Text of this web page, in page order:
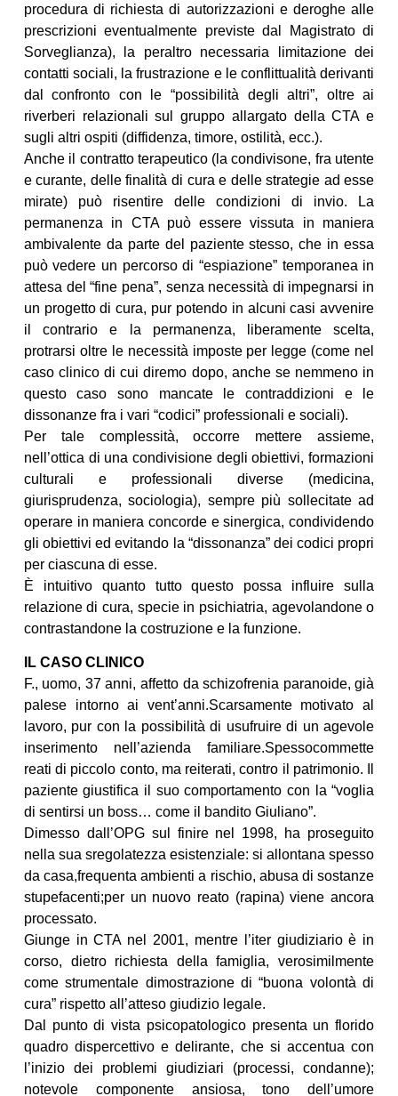
procedura di richiesta di autorizzazioni e deroghe alle
prescrizioni eventualmente previste dal Magistrato di
Sorveglianza), la peraltro necessaria limitazione dei
contatti sociali, la frustrazione e le conflittualità derivanti
dal confronto con le “possibilità degli altri”, oltre ai
riverberi relazionali sul gruppo allargato della CTA e
sugli altri ospiti (diffidenza, timore, ostilità, ecc.).
Anche il contratto terapeutico (la condivisone, fra utente
e curante, delle finalità di cura e delle strategie ad esse
mirate) può risentire delle condizioni di invio. La
permanenza in CTA può essere vissuta in maniera
ambivalente da parte del paziente stesso, che in essa
può vedere un percorso di “espiazione” temporanea in
attesa del “fine pena”, senza necessità di impegnarsi in
un progetto di cura, pur potendo in alcuni casi avvenire
il contrario e la permanenza, liberamente scelta,
protrarsi oltre le necessità imposte per legge (come nel
caso clinico di cui diremo dopo, anche se nemmeno in
questo caso sono mancate le contraddizioni e le
dissonanze fra i vari “codici” professionali e sociali).
Per tale complessità, occorre mettere assieme,
nell’ottica di una condivisione degli obiettivi, formazioni
culturali e professionali diverse (medicina,
giurisprudenza, sociologia), sempre più sollecitate ad
operare in maniera concorde e sinergica, condividendo
gli obiettivi ed evitando la “dissonanza” dei codici propri
per ciascuna di esse.
È intuitivo quanto tutto questo possa influire sulla
relazione di cura, specie in psichiatria, agevolandone o
contrastandone la costruzione e la funzione.
IL CASO CLINICO
F., uomo, 37 anni, affetto da schizofrenia paranoide, già
palese intorno ai vent’anni.Scarsamente motivato al
lavoro, pur con la possibilità di usufruire di un agevole
inserimento nell’azienda familiare.Spessocommette
reati di piccolo conto, ma reiterati, contro il patrimonio. Il
paziente giustifica il suo comportamento con la “voglia
di sentirsi un boss… come il bandito Giuliano”.
Dimesso dall’OPG sul finire nel 1998, ha proseguito
nella sua sregolatezza esistenziale: si allontana spesso
da casa,frequenta ambienti a rischio, abusa di sostanze
stupefacenti;per un nuovo reato (rapina) viene ancora
processato.
Giunge in CTA nel 2001, mentre l’iter giudiziario è in
corso, dietro richiesta della famiglia, verosimilmente
come strumentale dimostrazione di “buona volontà di
cura” rispetto all’atteso giudizio legale.
Dal punto di vista psicopatologico presenta un florido
quadro dispercettivo e delirante, che si accentua con
l’inizio dei problemi giudiziari (processi, condanne);
notevole componente ansiosa, tono dell’umore